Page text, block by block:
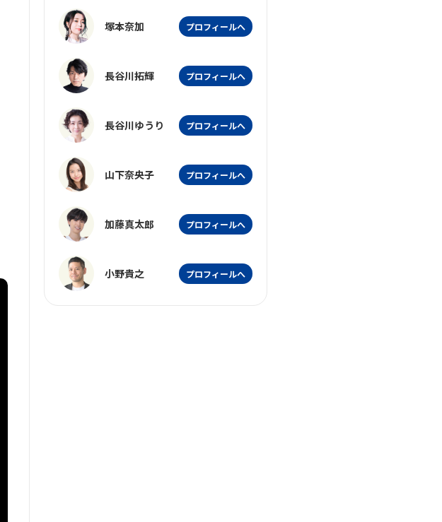
塚本奈加 プロフィールへ
長谷川拓輝 プロフィールへ
長谷川ゆうり プロフィールへ
山下奈央子 プロフィールへ
加藤真太郎 プロフィールへ
小野貴之 プロフィールへ